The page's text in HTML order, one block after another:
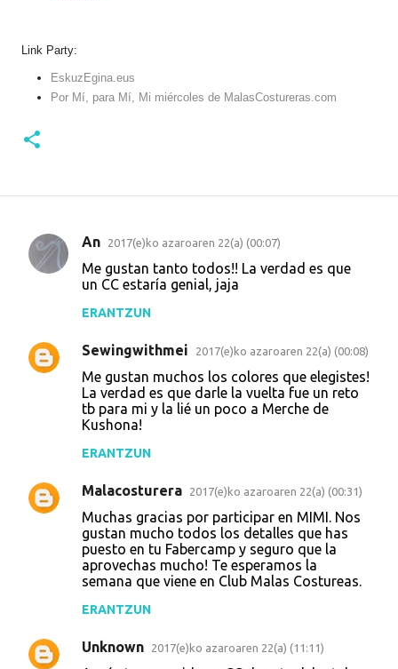
Link Party:
EskuzEgina.eus
Por Mí, para Mí, Mi miércoles de MalasCostureras.com
I
k
An 2017(e)ko azaroaren 22(a) (00:07)
Me gustan tanto todos!! La verdad es que
un CC estaría genial, jaja
ERANTZUN
Sewingwithmei 2017(e)ko azaroaren 22(a) (00:08)
Me gustan muchos los colores que elegistes!
La verdad es que darle la vuelta fue un reto
tb para mi y la lié un poco a Merche de
Kushona!
ERANTZUN
Malacosturera 2017(e)ko azaroaren 22(a) (00:31)
Muchas gracias por participar en MIMI. Nos
gustan mucho todos los detalles que has
puesto en tu Fabercamp y seguro que la
aprovechas mucho! Te esperamos la
semana que viene en Club Malas Costureas.
ERANTZUN
Unknown 2017(e)ko azaroaren 22(a) (11:11)